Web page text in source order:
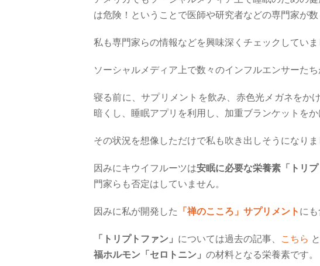
は危険！ということで医師や研究者などの専門家が
私も専門家らの情報などを興味深くチェックしていま
ソーシャルメディア上で数々のインフルエンサーた
寝る前に、サプリメントを飲み、赤色光メガネをか
暗くし、睡眠アプリを利用し、加重ブランケットをか
その状況を想像しただけで私も吹き出しそうになりま
因みにキウイフルーツは安眠に必要な栄養素「トリプ
門家らも否定はしていません。
因みに私が開発した 「禅のこころ」サプリメント にも
「トリプトファン」 については過去の記事、 こちら と
福ホルモン「セロトニン」 の材料となる栄養素です。